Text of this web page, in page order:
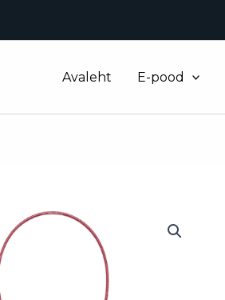
Avaleht E-pood